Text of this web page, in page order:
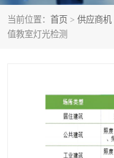
当前位置： 首页 > 供应商机
值教室灯光检测
可靠性检测